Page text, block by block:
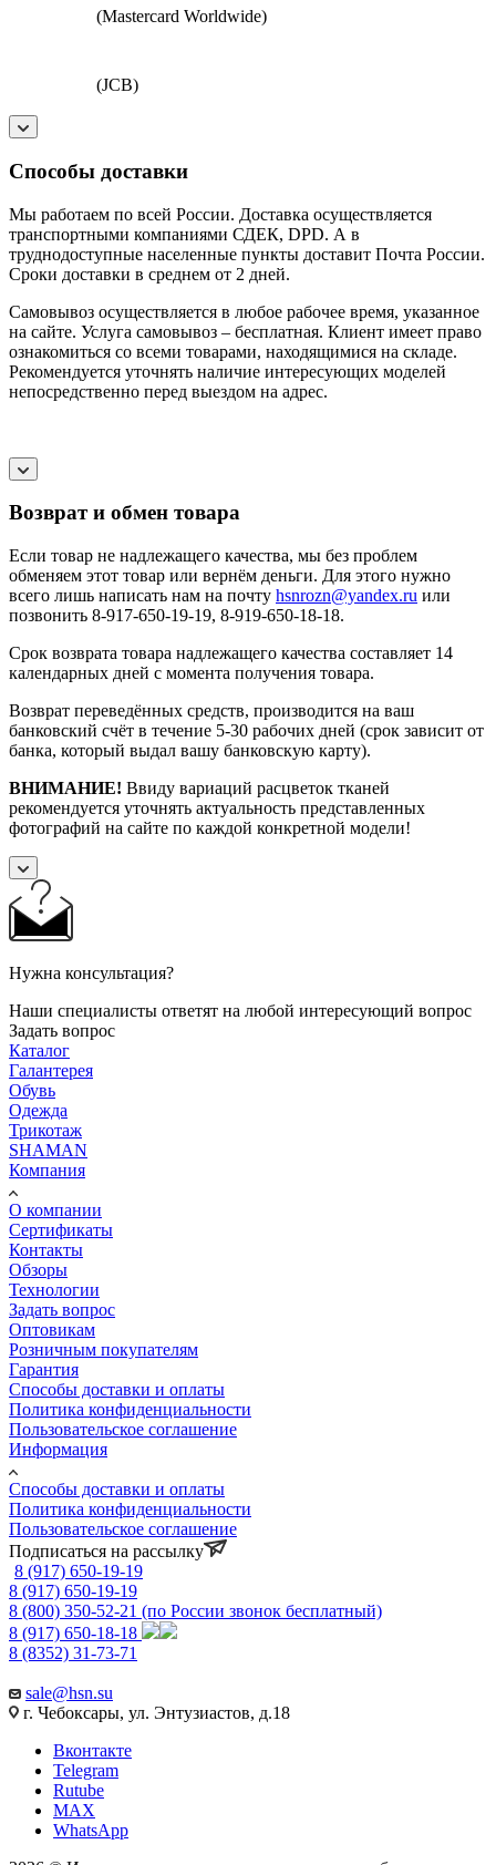
(Mastercard Worldwide)
(JCB)
Способы доставки
Мы работаем по всей России. Доставка осуществляется
транспортными компаниями СДЕК, DPD. А в
труднодоступные населенные пункты доставит Почта России.
Сроки доставки в среднем от 2 дней.
Самовывоз осуществляется в любое рабочее время, указанное
на сайте. Услуга самовывоз – бесплатная. Клиент имеет право
ознакомиться со всеми товарами, находящимися на складе.
Рекомендуется уточнять наличие интересующих моделей
непосредственно перед выездом на адрес.
Возврат и обмен товара
Если товар не надлежащего качества, мы без проблем
обменяем этот товар или вернём деньги. Для этого нужно
всего лишь написать нам на почту hsnrozn@yandex.ru или
позвонить 8-917-650-19-19, 8-919-650-18-18.
Срок возврата товара надлежащего качества составляет 14
календарных дней с момента получения товара.
Возврат переведённых средств, производится на ваш
банковский счёт в течение 5-30 рабочих дней (срок зависит от
банка, который выдал вашу банковскую карту).
ВНИМАНИЕ! Ввиду вариаций расцветок тканей
рекомендуется уточнять актуальность представленных
фотографий на сайте по каждой конкретной модели!
Нужна консультация?
Наши специалисты ответят на любой интересующий вопрос
Задать вопрос
Каталог
Галантерея
Обувь
Одежда
Трикотаж
SHAMAN
Компания
О компании
Сертификаты
Контакты
Обзоры
Технологии
Задать вопрос
Оптовикам
Розничным покупателям
Гарантия
Способы доставки и оплаты
Политика конфиденциальности
Пользовательское соглашение
Информация
Способы доставки и оплаты
Политика конфиденциальности
Пользовательское соглашение
Подписаться на рассылку
8 (917) 650-19-19
8 (917) 650-19-19
8 (800) 350-52-21 (по России звонок бесплатный)
8 (917) 650-18-18
8 (8352) 31-73-71
sale@hsn.su
г. Чебоксары, ул. Энтузиастов, д.18
Вконтакте
Telegram
Rutube
MAX
WhatsApp